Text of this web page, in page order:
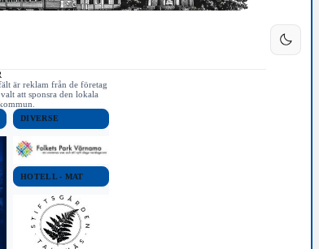
är reklam från de företag
att sponsra den lokala
DIVERSE
HOTELL - MAT